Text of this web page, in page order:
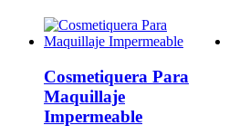
Cosmetiquera Para
Maquillaje
Impermeable